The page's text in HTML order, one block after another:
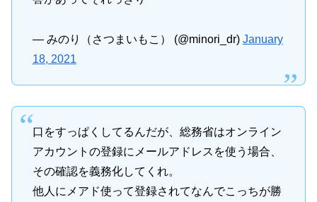
— みのり（さつまいもこ） (@minori_dr) January
18, 2021
口をすっぱくしてるんだが、総務省はオンライン
アカウントの登録にメールアドレスを使う場合、
その確認を義務化してくれ。
他人にメアド使って登録されてなんでこっちが勝